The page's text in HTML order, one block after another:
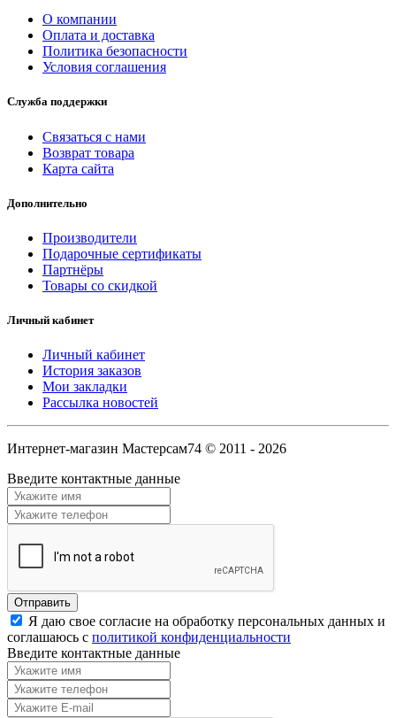
О компании
Оплата и доставка
Политика безопасности
Условия соглашения
Служба поддержки
Связаться с нами
Возврат товара
Карта сайта
Дополнительно
Производители
Подарочные сертификаты
Партнёры
Товары со скидкой
Личный кабинет
Личный кабинет
История заказов
Мои закладки
Рассылка новостей
Интернет-магазин Мастерсам74 © 2011 - 2026
Введите контактные данные
Я даю свое согласие на обработку персональных данных и
соглашаюсь с политикой конфиденциальности
Введите контактные данные